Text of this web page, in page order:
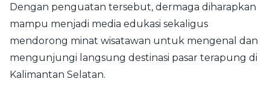
Dengan penguatan tersebut, dermaga diharapkan
mampu menjadi media edukasi sekaligus
mendorong minat wisatawan untuk mengenal dan
mengunjungi langsung destinasi pasar terapung di
Kalimantan Selatan.